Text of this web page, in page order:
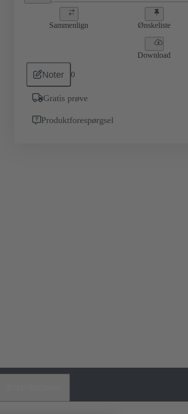
Sammenlign Ønskeliste
Download
Noter 0
Gratis prøve
Produktforespørgsel